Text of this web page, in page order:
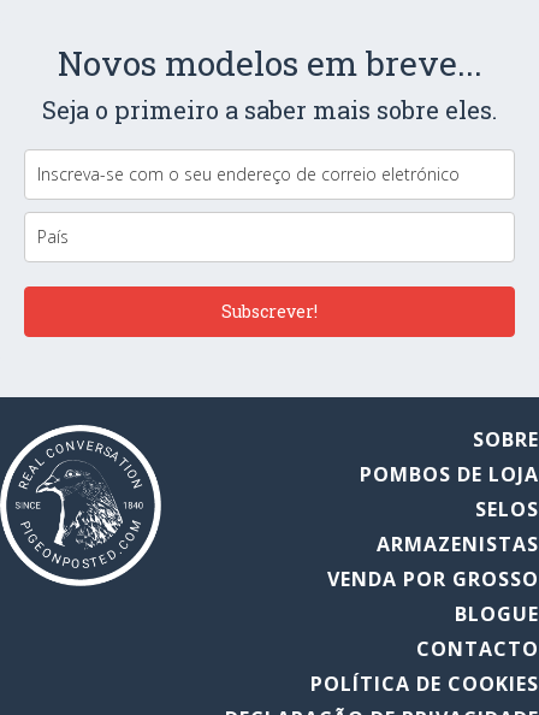
Novos modelos em breve...
Seja o primeiro a saber mais sobre eles.
Subscrever!
SOBRE
POMBOS DE LOJA
SELOS
ARMAZENISTAS
VENDA POR GROSSO
BLOGUE
CONTACTO
POLÍTICA DE COOKIES